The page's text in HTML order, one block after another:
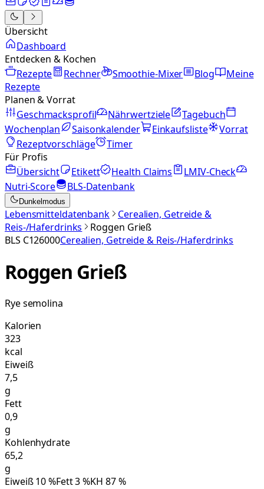
Übersicht
Dashboard
Entdecken & Kochen
Rezepte
Rechner Smoothie-Mixer Blog
Meine
Rezepte
Planen & Vorrat
Geschmacksprofil
Nährwertziele
Tagebuch
Wochenplan
Saisonkalender Einkaufsliste
Vorrat
Rezeptvorschläge
Timer
Für Profis
Übersicht
Etikett Health Claims
LMIV-Check
Nutri-Score
BLS-Datenbank
Dunkelmodus
Lebensmitteldatenbank
Cerealien, Getreide &
Reis-/Haferdrinks
Roggen Grieß
BLS C126000Cerealien, Getreide & Reis-/Haferdrinks
Roggen Grieß
Rye semolina
Kalorien
323
kcal
Eiweiß
7,5
g
Fett
0,9
g
Kohlenhydrate
65,2
g
Eiweiß10%Fett3%KH 87%